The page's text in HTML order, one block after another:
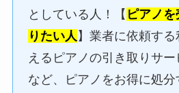
としている人！【 ピアノ
りたい人 】業者に依頼す
えるピアノの引き取りサ
など、ピアノをお得に処